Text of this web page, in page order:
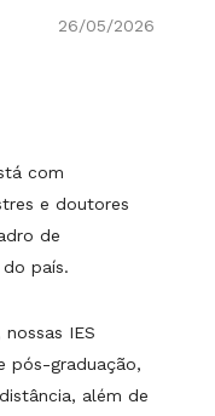
26/05/2026
com
e doutores
de
país.
IES
pós-graduação,
além de